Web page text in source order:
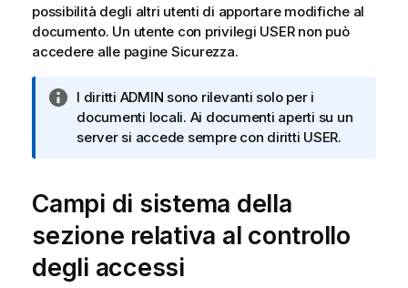
possibilità degli altri utenti di apportare modifiche al
documento. Un utente con privilegi USER non può
accedere alle pagine Sicurezza.
N
o
t
n
f
o
r
m
I diritti ADMIN sono rilevanti solo per i
documenti locali. Ai documenti aperti su un
server si accede sempre con diritti USER.
Campi di sistema della
sezione relativa al controllo
degli accessi